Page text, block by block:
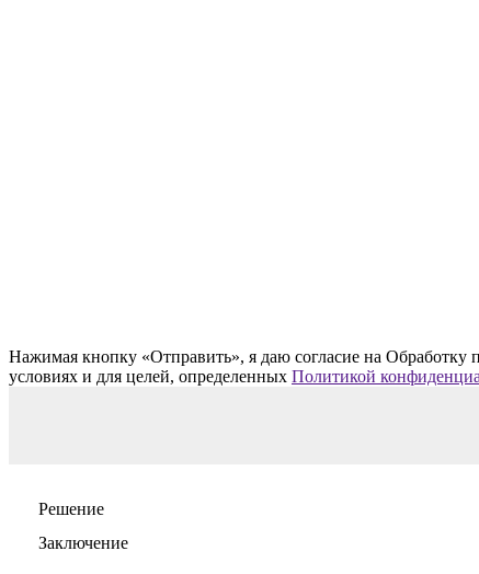
Нажимая кнопку «Отправить», я даю согласие на
условиях и для целей, определенных Политикой
Решение
Заключение